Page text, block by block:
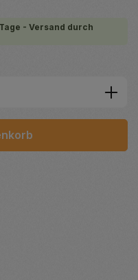
- Versand durch